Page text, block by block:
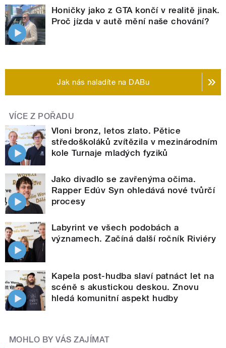
Honičky jako z GTA končí v realitě jinak.
Proč jízda v autě mění naše chování?
Jak nás naladíte na DABu
VÍCE Z POŘADU
Vloni bronz, letos zlato. Pětice
středoškoláků zvítězila v mezinárodním
kole Turnaje mladých fyziků
Jako divadlo se zavřenýma očima.
Rapper Edúv Syn ohledává nové tvůrčí
procesy
Labyrint ve všech podobách a
významech. Začíná další ročník Riviéry
Kapela post-hudba slaví patnáct let na
scéně s akustickou deskou. Znovu
hledá komunitní aspekt hudby
MOHLO BY VÁS ZAJÍMAT